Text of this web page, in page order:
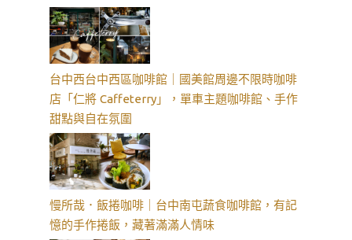
台中西台中西區咖啡館｜國美館周邊不限時咖啡
店「仁將 Caffeterry」，單車主題咖啡館、手作
甜點與自在氛圍
慢所哉．飯捲咖啡｜台中南屯蔬食咖啡館，有記
憶的手作捲飯，藏著滿滿人情味